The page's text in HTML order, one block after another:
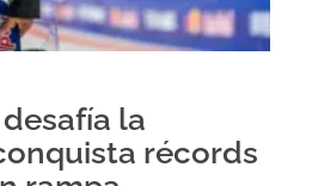
la
récords